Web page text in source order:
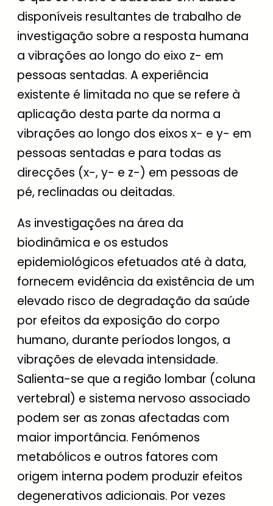
disponíveis resultantes de trabalho de
investigação sobre a resposta humana
a vibrações ao longo do eixo z- em
pessoas sentadas. A experiência
existente é limitada no que se refere à
aplicação desta parte da norma a
vibrações ao longo dos eixos x- e y- em
pessoas sentadas e para todas as
direcções (x-, y- e z-) em pessoas de
pé, reclinadas ou deitadas.
As investigações na área da
biodinâmica e os estudos
epidemiológicos efetuados até à data,
fornecem evidência da existência de um
elevado risco de degradação da saúde
por efeitos da exposição do corpo
humano, durante períodos longos, a
vibrações de elevada intensidade.
Salienta-se que a região lombar (coluna
vertebral) e sistema nervoso associado
podem ser as zonas afectadas com
maior importância. Fenómenos
metabólicos e outros fatores com
origem interna podem produzir efeitos
degenerativos adicionais. Por vezes